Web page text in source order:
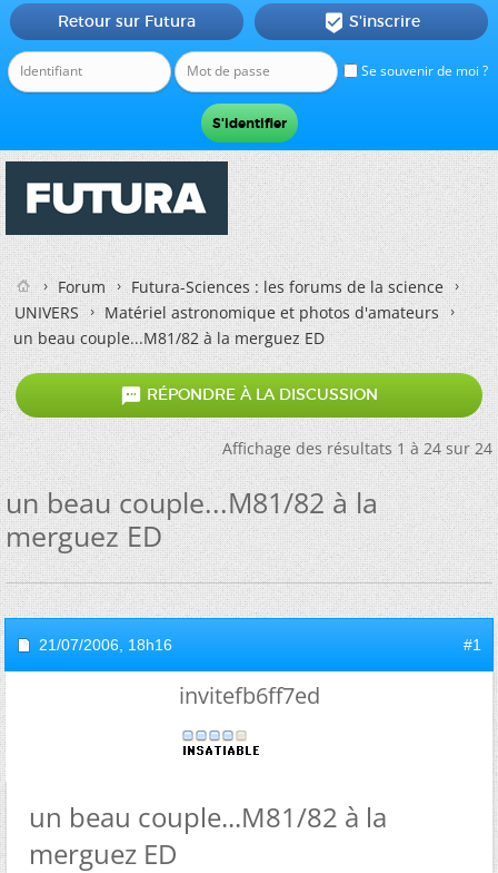
Se souvenir de moi ?
Retour sur Futura  S'inscrire
Forum
Futura-Sciences : les forums de la science
UNIVERS
Matériel astronomique et photos d'amateurs
un beau couple...M81/82 à la merguez ED
 RÉPONDRE À LA DISCUSSION
Affichage des résultats 1 à 24 sur 24
un beau couple...M81/82 à la
merguez ED
21/07/2006, 18h16 #1
invitefb6ff7ed
un beau couple...M81/82 à la
merguez ED